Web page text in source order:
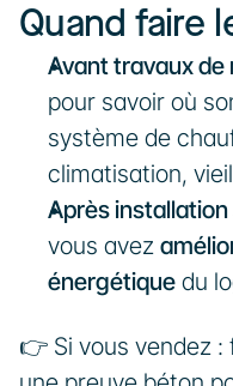
Quand faire
Avant travaux
pour savoir où
système de
climatisation,
Après
vous avez
énergétique du
👉 Si vous vendez :